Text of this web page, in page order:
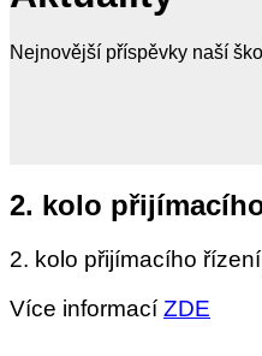
Nejnovější příspěvky naší
2. kolo
2. kolo přijímacího
Více informací ZDE